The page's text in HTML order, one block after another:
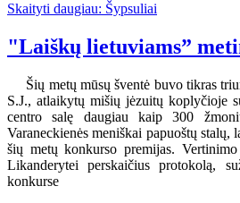
Skaityti daugiau: Šypsuliai
"Laiškų lietuviams”
Šių metų mūsų šventė buvo tikras
S.J., atlaikytų mišių jėzuitų koplyčioje
centro salę daugiau kaip 300
Varaneckienės meniškai papuoštų stalų,
šių metų konkurso premijas.
Likanderytei perskaičius protokolą,
konkurse